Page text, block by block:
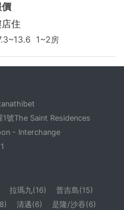
住
1~2房
1號The Saint Residences
- Interchange
拉瑪九(16)
普吉島(15)
清邁(6)
是隆/沙吞(6)